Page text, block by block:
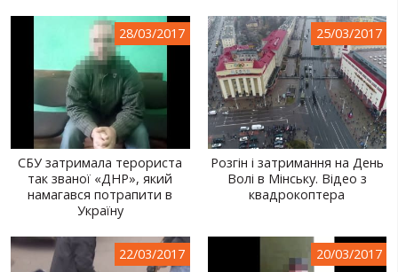
28/03/2017
СБУ затримала терориста
так званої «ДНР», який
намагався потрапити в
Україну
25/03/2017
Розгін і затримання на День
Волі в Мінську. Відео з
квадрокоптера
22/03/2017 20/03/2017